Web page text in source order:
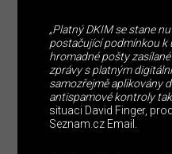
„Platný DKIM se stane
postačující podmínkou k
hromadné pošty
zprávy s platným
samozřejmě aplikovány
antispamové kontroly
situaci David Finger,
Seznam.cz Email.